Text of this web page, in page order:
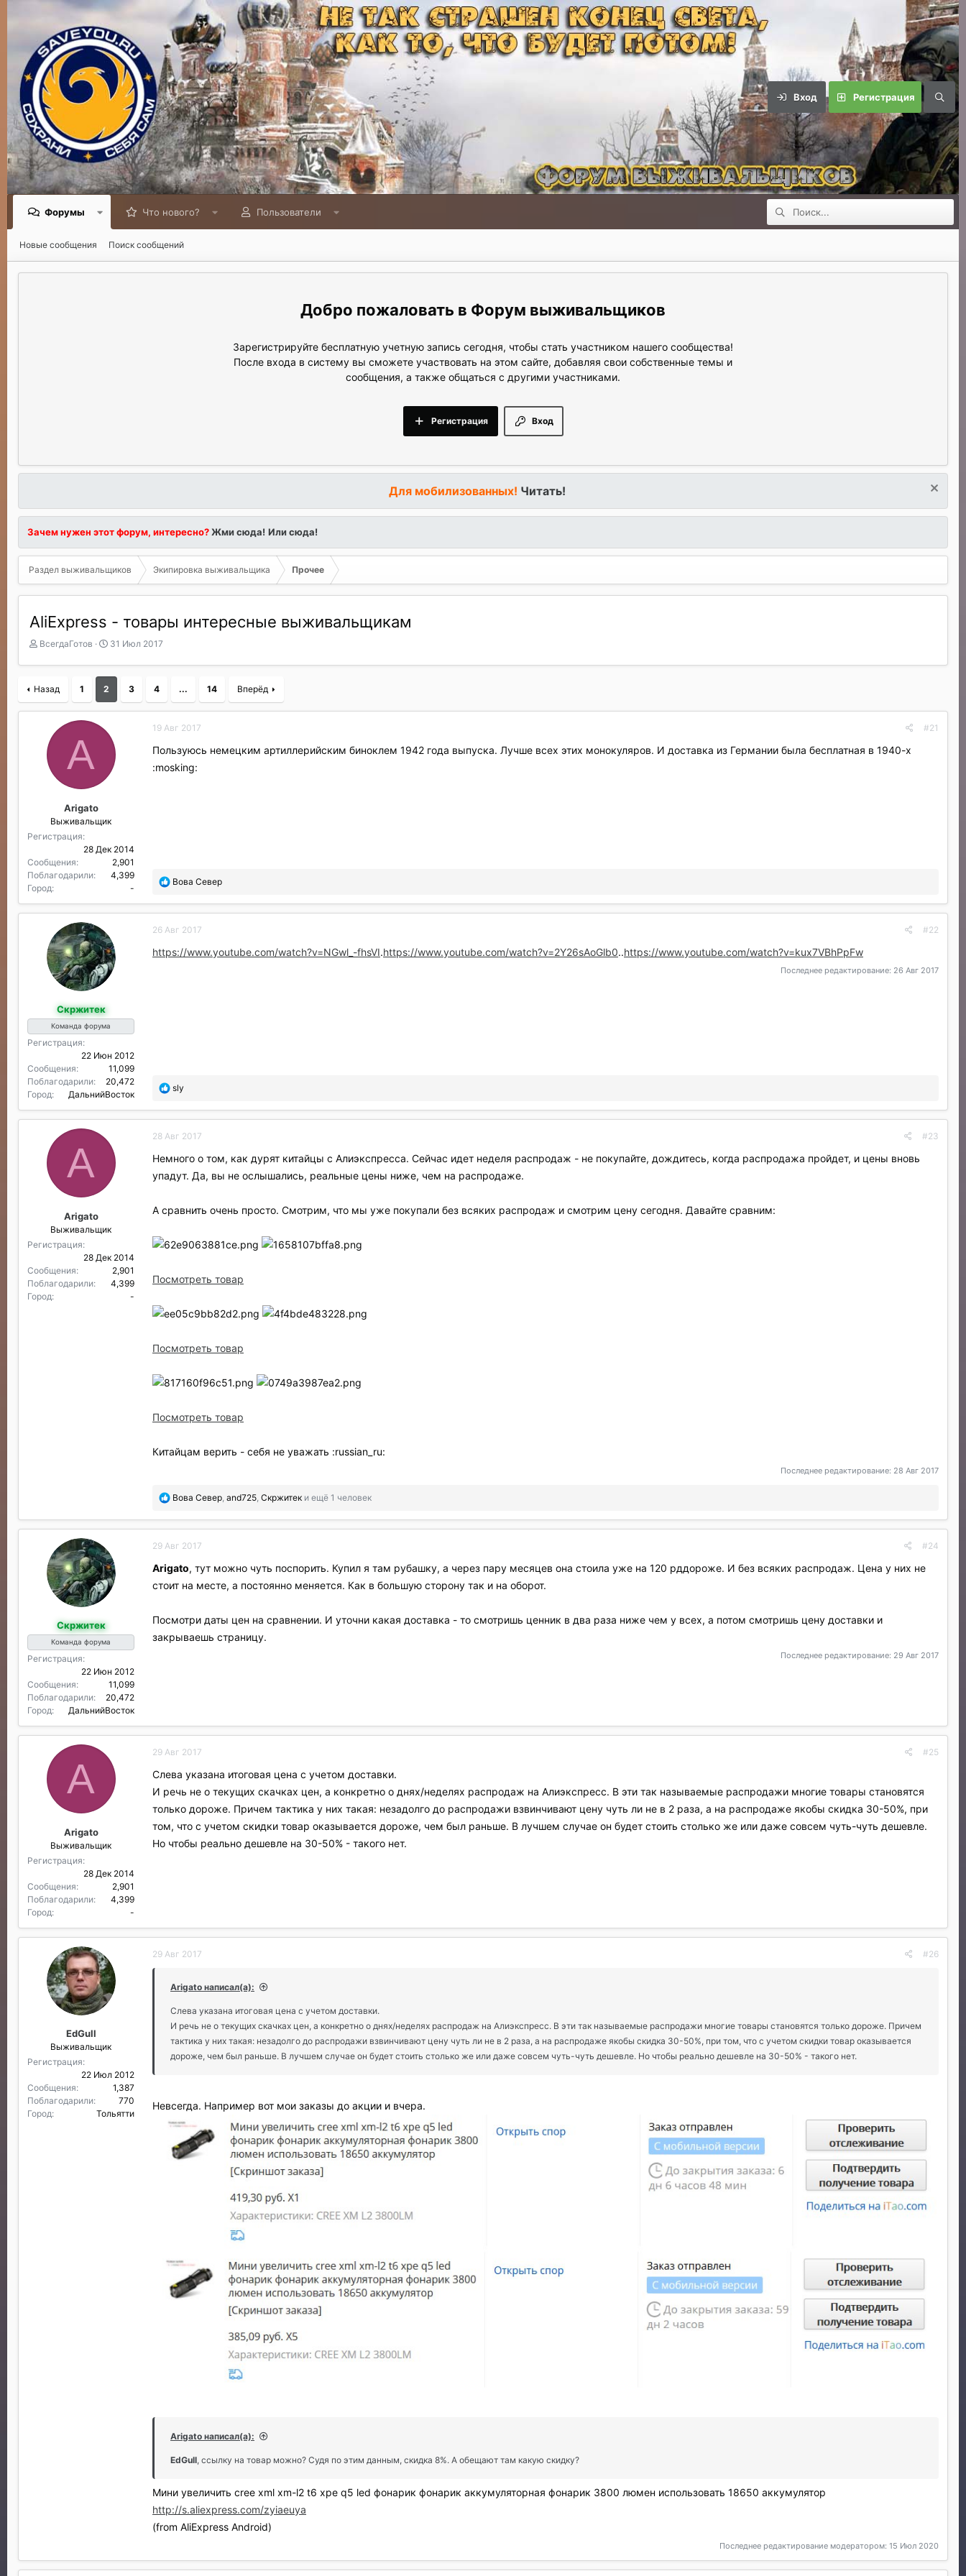
Вход Регистрация
Форумы Что нового? Пользователи
Новые сообщения Поиск сообщений
Форум выживальщиков
Зарегистрируйте бесплатную учетную запись сегодня, чтобы стать участником нашего сообщества!
После входа в систему вы сможете участвовать на этом сайте, добавляя свои собственные темы и
сообщения, а также общаться с другими участниками.
Вход
Регистрация
Для мобилизованных! Читать!
Зачем нужен этот форум, интересно?Жми сюда! Или сюда!
Раздел выживальщиков Экипировка выживальщика Прочее
AliExpress - товары интересные выживальщикам
А
т
р
ВсегдаГотов
Д
т
а
л
31 Июл 2017
Назад 1 2 3 4 ... 14 Вперёд
A
Arigato
Выживальщик
Регистрация
28 Дек 2014
Сообщения
2,901
Поблагодарили
4,399
Город
-
19 Авг 2017 #21
Пользуюсь немецким артиллерийским биноклем 1942 года выпуска. Лучше всех этих монокуляров. И доставка из Германии была бесплатная в 1940-х
:mosking:
П
б
а
о
Вова Север
Скржитек
Команда форума
Регистрация
22 Июн 2012
Сообщения
11,099
Поблагодарили
20,472
Город
ДальнийВосток
26 Авг 2017 #22
https://www.youtube.com/watch?v=NGwl_-fhsVI.https://www.youtube.com/watch?v=2Y26sAoGlb0..https://www.youtube.com/watch?v=kux7VBhPpFw
Последнее редактирование: 26 Авг 2017
П
б
а
о
д
и
и
sly
A
Arigato
Выживальщик
Регистрация
28 Дек 2014
Сообщения
2,901
Поблагодарили
4,399
Город
-
28 Авг 2017 #23
Немного о том, как дурят китайцы с Алиэкспресса. Сейчас идет неделя распродаж - не покупайте, дождитесь, когда распродажа пройдет, и цены вновь
упадут. Да, вы не ослышались, реальные цены ниже, чем на распродаже.
А сравнить очень просто. Смотрим, что мы уже покупали без всяких распродаж и смотрим цену сегодня. Давайте сравним:
Посмотреть товар
Посмотреть товар
Посмотреть товар
Китайцам верить - себя не уважать :russian_ru:
Последнее редактирование: 28 Авг 2017
П
б
а
о
д
и
л
Вова Север and725 Скржитек и ещё 1 человек
Скржитек
Команда форума
Регистрация
22 Июн 2012
Сообщения
11,099
Поблагодарили
20,472
Город
ДальнийВосток
29 Авг 2017 #24
Arigato, тут можно чуть поспорить. Купил я там рубашку, а через пару месяцев она стоила уже на 120 рддороже. И без всяких распродаж. Цена у них не
стоит на месте, а постоянно меняется. Как в большую сторону так и на оборот.
Посмотри даты цен на сравнении. И уточни какая доставка - то смотришь ценник в два раза ниже чем у всех, а потом смотришь цену доставки и
закрываешь страницу.
Последнее редактирование: 29 Авг 2017
A
Arigato
Выживальщик
Регистрация
28 Дек 2014
Сообщения
2,901
Поблагодарили
4,399
Город
-
29 Авг 2017 #25
Слева указана итоговая цена с учетом доставки.
И речь не о текущих скачках цен, а конкретно о днях/неделях распродаж на Алиэкспресс. В эти так называемые распродажи многие товары становятся
только дороже. Причем тактика у них такая: незадолго до распродажи взвинчивают цену чуть ли не в 2 раза, а на распродаже якобы скидка 30-50%, при
том, что с учетом скидки товар оказывается дороже, чем был раньше. В лучшем случае он будет стоить столько же или даже совсем чуть-чуть дешевле.
Но чтобы реально дешевле на 30-50% - такого нет.
EdGull
Выживальщик
Регистрация
22 Июл 2012
Сообщения
1,387
Поблагодарили
770
Город
Тольятти
29 Авг 2017 #26
Arigato написал(а):
Слева указана итоговая цена с учетом доставки.
И речь не о текущих скачках цен, а конкретно о днях/неделях распродаж на Алиэкспресс. В эти так называемые распродажи многие товары становятся только дороже. Причем
тактика у них такая: незадолго до распродажи взвинчивают цену чуть ли не в 2 раза, а на распродаже якобы скидка 30-50%, при том, что с учетом скидки товар оказывается
дороже, чем был раньше. В лучшем случае он будет стоить столько же или даже совсем чуть-чуть дешевле. Но чтобы реально дешевле на 30-50% - такого нет.
Невсегда. Например вот мои заказы до акции и вчера.
Arigato написал(а):
EdGull, ссылку на товар можно? Судя по этим данным, скидка 8%. А обещают там какую скидку?
Мини увеличить cree xml xm-l2 t6 xpe q5 led фонарик фонарик аккумуляторная фонарик 3800 люмен использовать 18650 аккумулятор
http://s.aliexpress.com/zyiaeuya
(from AliExpress Android)
Последнее редактирование модератором: 15 Июл 2020